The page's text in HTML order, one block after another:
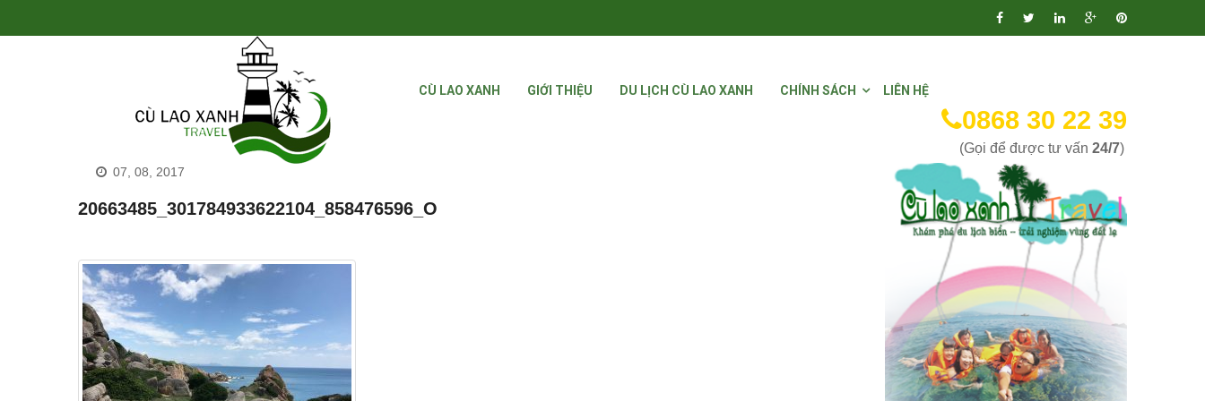
CÙ LAO XANH GIỚI THIỆU DU LỊCH CÙ LAO XANH CHÍNH SÁCH LIÊN HỆ
0868 30 22 39
(Gọi để được tư vấn 24/7)
07, 08, 2017
20663485_301784933622104_858476596_O